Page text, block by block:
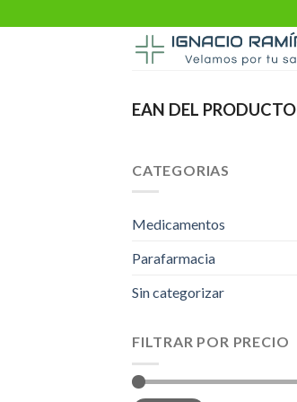
to
EAN DEL PRODUCTO
CATEGORIAS
Medicamentos
Parafarmacia
Sin categorizar
FILTRAR POR PRECIO